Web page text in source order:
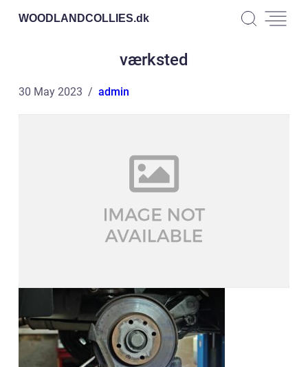
WOODLANDCOLLIES.dk
værksted
30 May 2023 admin